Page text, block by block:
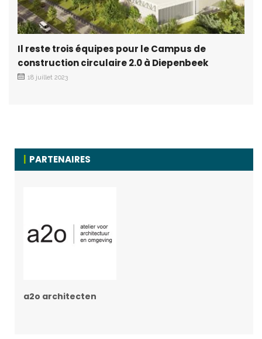
Il reste trois équipes pour le Campus de
construction circulaire 2.0 à Diepenbeek
18 juillet 2023
PARTENAIRES
a2o architecten